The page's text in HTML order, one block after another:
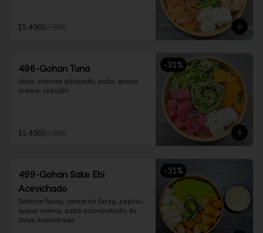
$5.490$7.990
-31%
496-Gohan Tuna
Atún, camote glaseado, palta, queso
crema, cebollín.
$5.490$7.990
-31%
499-Gohan Sake Ebi
Acevichado
Salmón furay, camarón furay, pepino,
queso crema, palta acompañado de
Salsa Acevichada.